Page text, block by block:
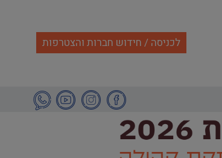
לכניסה / חידוש חברות והצטרפות